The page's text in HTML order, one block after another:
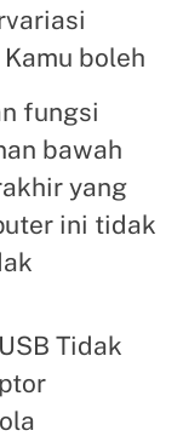
boleh
fungsi
bawah
yang
ini tidak
Tidak